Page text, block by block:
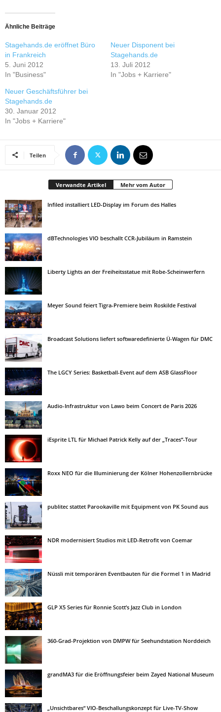
Ähnliche Beiträge
Stagehands.de eröffnet Büro
in Frankreich
5. Juni 2012
In "Business"
Neuer Disponent bei
Stagehands.de
13. Juli 2012
In "Jobs + Karriere"
Neuer Geschäftsführer bei
Stagehands.de
30. Januar 2012
In "Jobs + Karriere"
Teilen
Verwandte Artikel Mehr vom Autor
Infiled installiert LED-Display im Forum des Halles
dBTechnologies VIO beschallt CCR-Jubiläum in Ramstein
Liberty Lights an der Freiheitsstatue mit Robe-Scheinwerfern
Meyer Sound feiert Tigra-Premiere beim Roskilde Festival
Broadcast Solutions liefert softwaredefinierte Ü-Wagen für DMC
The LGCY Series: Basketball-Event auf dem ASB GlassFloor
Audio-Infrastruktur von Lawo beim Concert de Paris 2026
iEsprite LTL für Michael Patrick Kelly auf der „Traces“-Tour
Roxx NEO für die Illuminierung der Kölner Hohenzollernbrücke
publitec stattet Parookaville mit Equipment von PK Sound aus
NDR modernisiert Studios mit LED-Retrofit von Coemar
Nüssli mit temporären Eventbauten für die Formel 1 in Madrid
GLP X5 Series für Ronnie Scott’s Jazz Club in London
360-Grad-Projektion von DMPW für Seehundstation Norddeich
grandMA3 für die Eröffnungsfeier beim Zayed National Museum
„Unsichtbares“ VIO-Beschallungskonzept für Live-TV-Show